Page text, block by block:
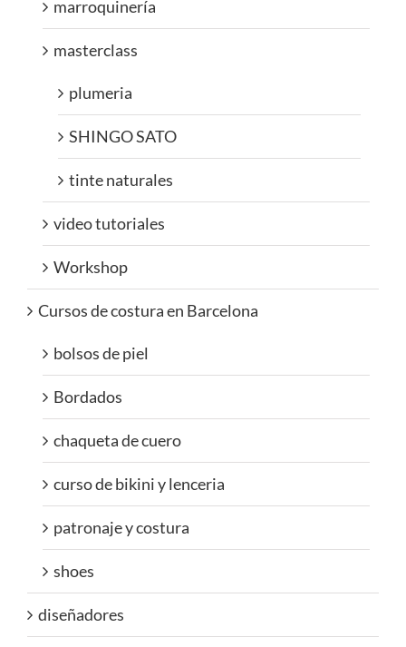
marroquinería
masterclass
plumeria
SHINGO SATO
tinte naturales
video tutoriales
Workshop
Cursos de costura en Barcelona
bolsos de piel
Bordados
chaqueta de cuero
curso de bikini y lenceria
patronaje y costura
shoes
diseñadores